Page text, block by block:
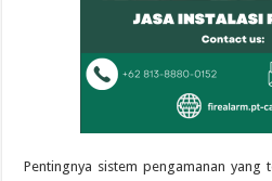
Pentingnya sistem pengamanan yang